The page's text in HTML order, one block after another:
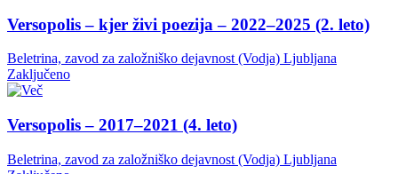
Versopolis – kjer živi poezija – 2022–2025 (2. leto)
Beletrina, zavod za založniško dejavnost (Vodja) Ljubljana
Zaključeno
Versopolis – 2017–2021 (4. leto)
Beletrina, zavod za založniško dejavnost (Vodja) Ljubljana